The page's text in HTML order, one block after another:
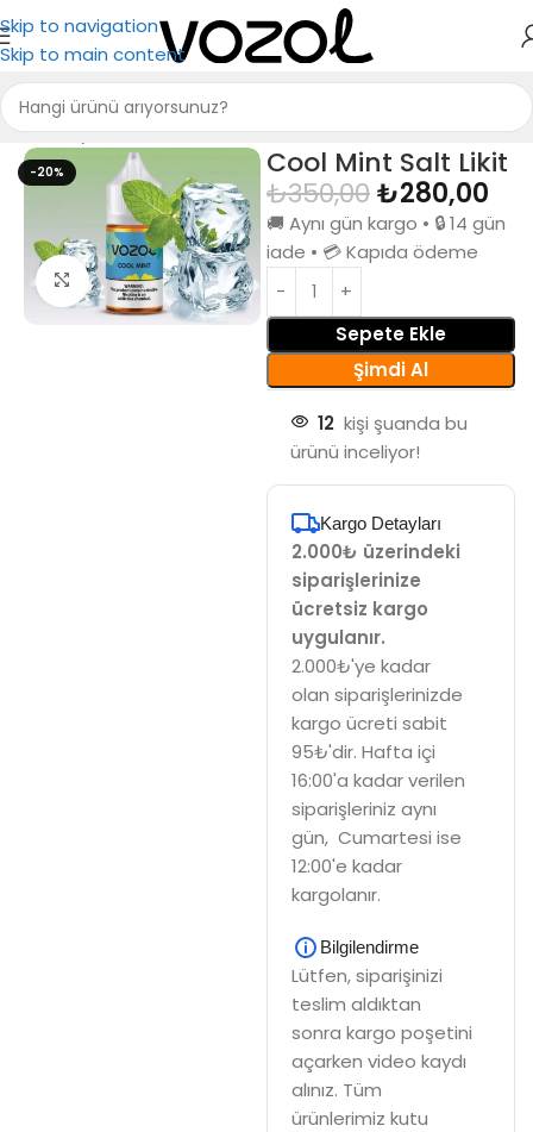
Skip to navigation
Skip to main content
Ana Sayfa Vozol Likit
-20%
Büyütmek için tıkla
Cool Mint Salt Likit
₺350,00₺280,00
🚚 Aynı gün kargo • 🔒 14 gün
iade • 💳 Kapıda ödeme
Sepete Ekle
Şimdi Al
12 kişi şuanda bu
ürünü inceliyor!
Kargo Detayları
2.000₺ üzerindeki
siparişlerinize
ücretsiz kargo
uygulanır.
2.000₺'ye kadar
olan siparişlerinizde
kargo ücreti sabit
95₺'dir. Hafta içi
16:00'a kadar verilen
siparişleriniz aynı
gün, Cumartesi ise
12:00'e kadar
kargolanır.
Bilgilendirme
Lütfen, siparişinizi
teslim aldıktan
sonra kargo poşetini
açarken video kaydı
alınız. Tüm
ürünlerimiz kutu